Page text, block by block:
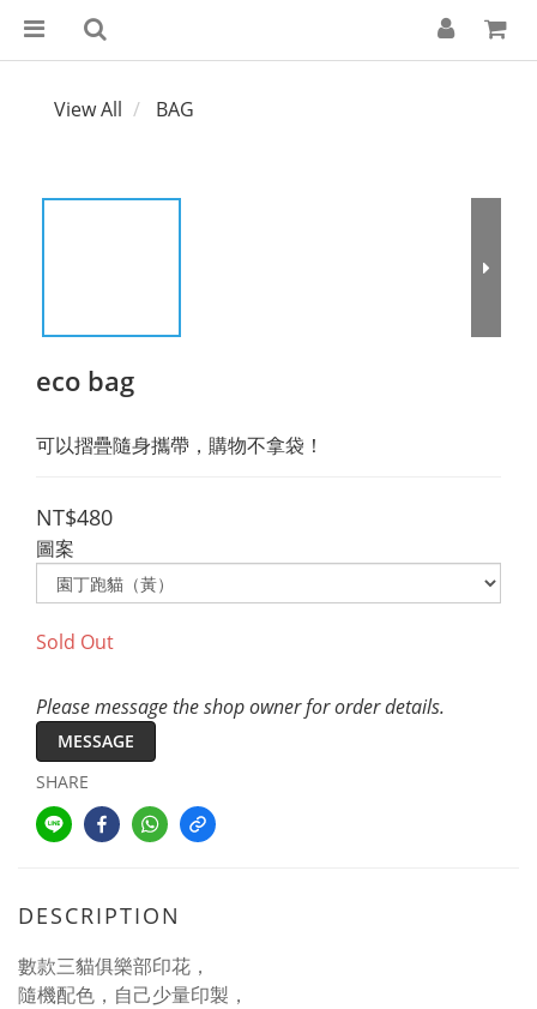
View All BAG
eco bag
可以摺疊隨身攜帶，購物不拿袋！
NT$480
圖案
Sold Out
Please message the shop owner for order details.
MESSAGE
SHARE
DESCRIPTION
數款三貓俱樂部印花，
隨機配色，自己少量印製，